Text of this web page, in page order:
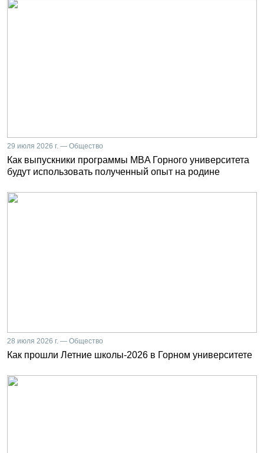
29 июля 2026 г. — Общество
Как выпускники программы MBA Горного университета
будут использовать полученный опыт на родине
28 июля 2026 г. — Общество
Как прошли Летние школы-2026 в Горном университете